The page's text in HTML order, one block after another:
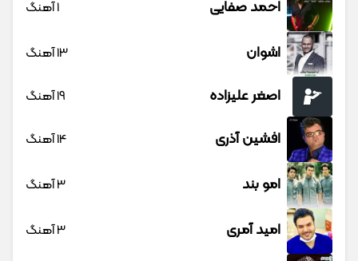
احمد صفایی 1 آهنگ
اشوان 13 آهنگ
اصغر علیزاده 19 آهنگ
افشین آذری 14 آهنگ
امو بند 3 آهنگ
امید آمری 3 آهنگ